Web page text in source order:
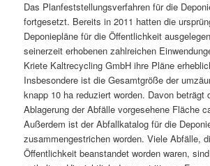
Das Planfeststellungsverfahren für die
fortgesetzt. Bereits in 2011 hatten die
Deponiepläne für die Öffentlichkeit
seinerzeit erhobenen zahlreichen
Kriete Kaltrecycling GmbH ihre Pläne
Insbesondere ist die Gesamtgröße der
knapp 10 ha reduziert worden. Davon beträgt
Ablagerung der Abfälle vorgesehene Fläche
Außerdem ist der Abfallkatalog für die
zusammengestrichen worden. Viele Abfälle,
Öffentlichkeit beanstandet worden waren,